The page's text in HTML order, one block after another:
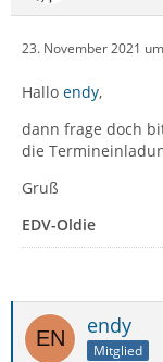
23. November 2021
Hallo endy,
dann frage doch
die
Gruß
EDV-Oldie
endy
Mitglied